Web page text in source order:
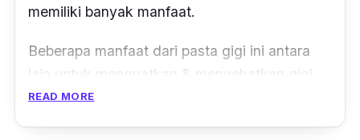
memiliki banyak manfaat.
Beberapa manfaat dari pasta gigi ini antara
lain untuk menguatkan & menyehatkan gigi
menyegarkan nafas,
READ MORE